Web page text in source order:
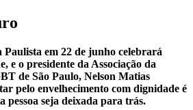
Paulista em 22 de junho celebrará
e o presidente da Associação da
de São Paulo, Nelson Matias
pelo envelhecimento com dignidade é
pessoa seja deixada para trás.